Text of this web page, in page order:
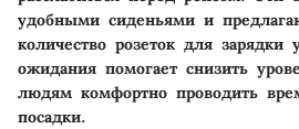
удобными сиденьями и
количество розеток для зарядки
ожидания помогает снизить
людям комфортно проводить
посадки.